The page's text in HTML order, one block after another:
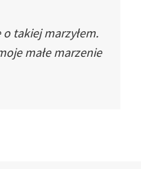
takiej marzyłem.
małe marzenie